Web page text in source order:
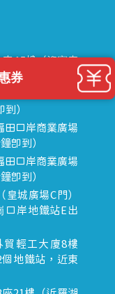
15樓（迎賓廣
面，海悅華城
）
田口岸商業廣場
即到）
田口岸商業廣場
即到）
城廣場C門）
口岸地鐵站E出
貿輕工大廈8樓
地鐵站，近東
券